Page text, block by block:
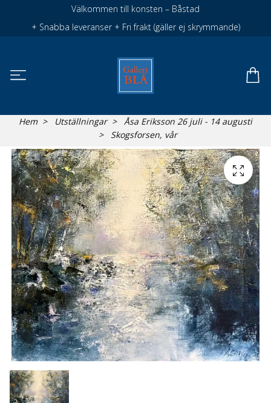
Välkommen till konsten – Båstad
+ Snabba leveranser + Fri frakt (gäller ej skrymmande)
Hem Utställningar
Åsa Eriksson 26 juli - 14 augusti
Skogsforsen, vår